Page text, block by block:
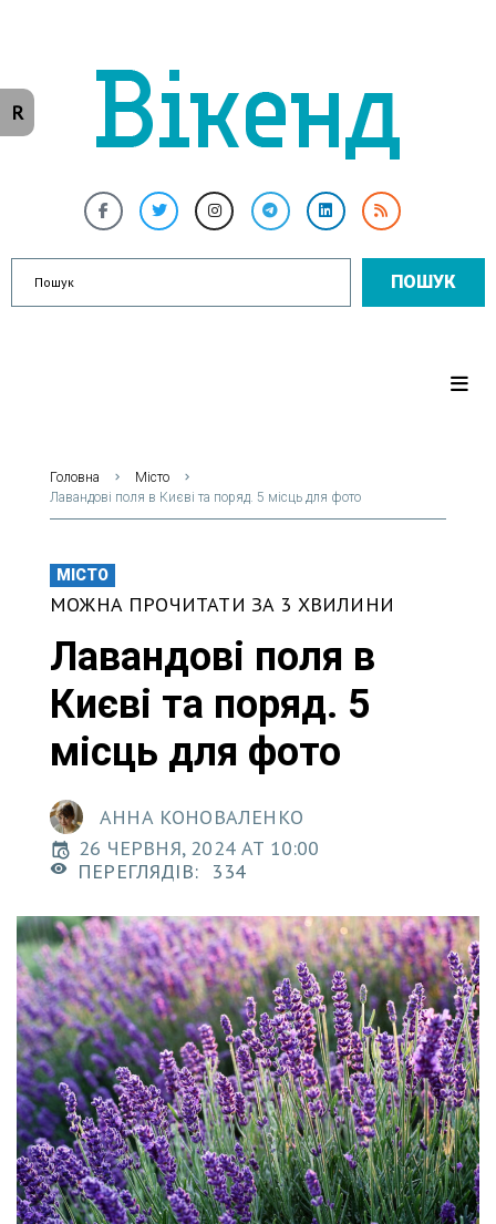
ПОШУК
Головна
Місто
Лавандові поля в Києві та поряд. 5 місць для фото
МІСТО
МОЖНА ПРОЧИТАТИ ЗА 3 ХВИЛИНИ
Лавандові поля в
Києві та поряд. 5
місць для фото
АННА КОНОВАЛЕНКО
26 ЧЕРВНЯ, 2024 AT 10:00
ПЕРЕГЛЯДІВ:
334
R